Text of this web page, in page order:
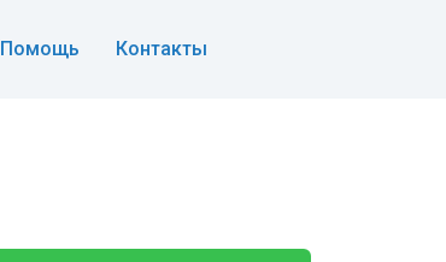
Помощь Контакты